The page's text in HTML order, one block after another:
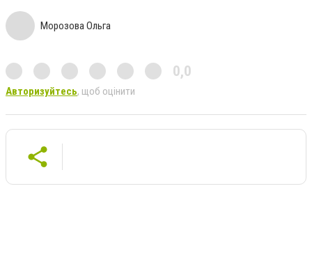
Морозова Ольга
0,0
Авторизуйтесь, щоб оцінити